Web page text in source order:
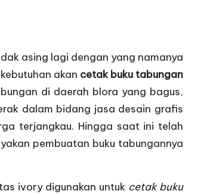
asing lagi dengan yang namanya
akan cetak buku tabungan
di daerah blora yang bagus,
dalam bidang jasa desain grafis
terjangkau. Hingga saat ini telah
pembuatan buku tabungannya
ivory digunakan untuk cetak buku